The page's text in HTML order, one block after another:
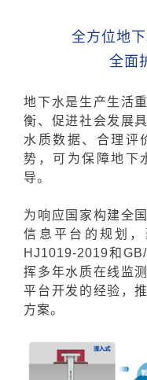
全方位地
全面
地下水是生产生活
衡、促进社会发展
水质数据、合理评
势，可为保障地下
导。
为响应国家构建全
信息平台的规划，
HJ1019-2019和
挥多年水质在线监
平台开发的经验，
方案。